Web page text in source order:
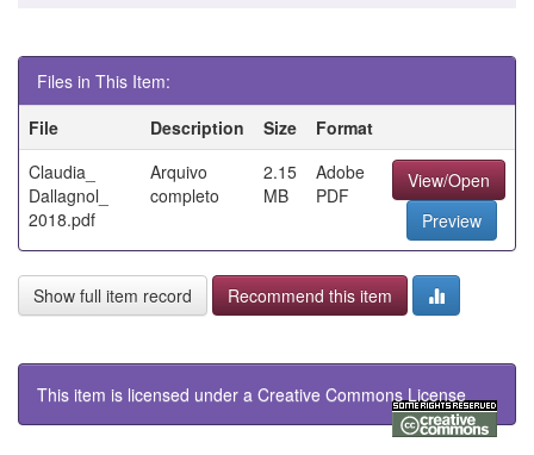
Files in This Item:
File
Description Size
Format
Claudia_
Dallagnol_
2018.pdf
Arquivo
completo
2.15
MB
Adobe
PDF
View/Open
Preview
Show full item record Recommend this item
This item is licensed under a Creative Commons License